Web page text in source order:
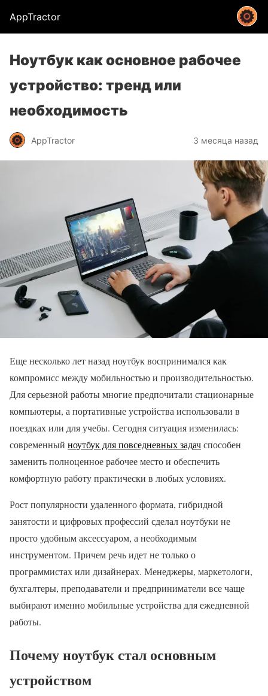
AppTractor
Ноутбук как основное рабочее
устройство: тренд или
необходимость
AppTractor 3 месяца назад
Еще несколько лет назад ноутбук воспринимался как
компромисс между мобильностью и производительностью.
Для серьезной работы многие предпочитали стационарные
компьютеры, а портативные устройства использовали в
поездках или для учебы. Сегодня ситуация изменилась:
современный ноутбук для повседневных задачспособен
заменить полноценное рабочее место и обеспечить
комфортную работу практически в любых условиях.
Рост популярности удаленного формата, гибридной
занятости и цифровых профессий сделал ноутбуки не
просто удобным аксессуаром, а необходимым
инструментом. Причем речь идет не только о
программистах или дизайнерах. Менеджеры, маркетологи,
бухгалтеры, преподаватели и предприниматели все чаще
выбирают именно мобильные устройства для ежедневной
работы.
Почему ноутбук стал основным
устройством